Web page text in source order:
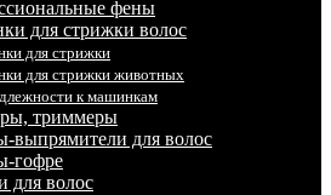
фены
для стрижки волос
для стрижки
для стрижки животных
к машинкам
триммеры
для волос
гофре
для волос